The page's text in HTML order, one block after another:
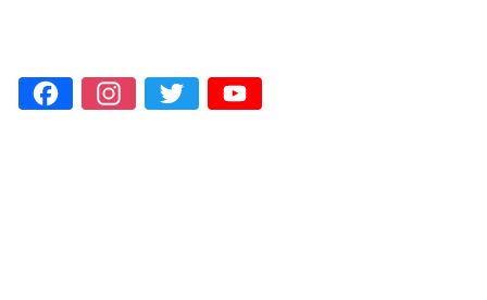
Facebook
Instagram
Twitter